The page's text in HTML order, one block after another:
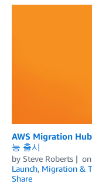
AWS Migration
능 출시
by Steve Roberts on
Launch, Migration &
Share